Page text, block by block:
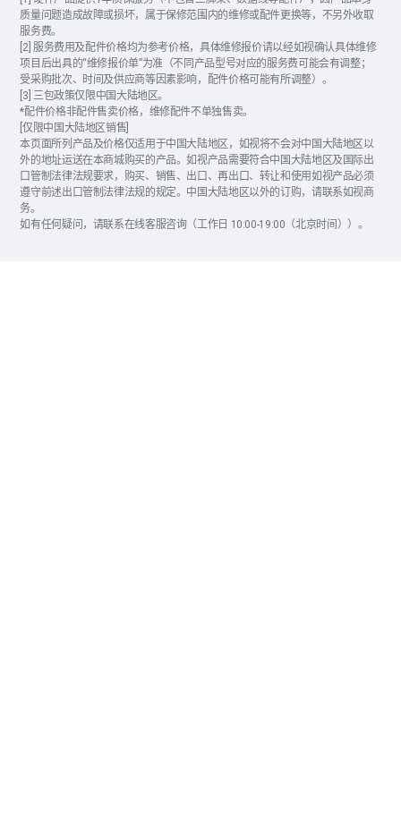
质量问题造成故障或损坏，属于保修范围内的维修或配件更换等，不另外收取
服务费。
[2] 服务费用及配件价格均为参考价格，具体维修报价请以经如视确认具体维修
项目后出具的“维修报价单”为准（不同产品型号对应的服务费可能会有调整；
受采购批次、时间及供应商等因素影响，配件价格可能有所调整）。
[3] 三包政策仅限中国大陆地区。
*配件价格非配件售卖价格，维修配件不单独售卖。
[仅限中国大陆地区销售]
本页面所列产品及价格仅适用于中国大陆地区，如视将不会对中国大陆地区以
外的地址运送在本商城购买的产品。如视产品需要符合中国大陆地区及国际出
口管制法律法规要求，购买、销售、出口、再出口、转让和使用如视产品必须
遵守前述出口管制法律法规的规定。中国大陆地区以外的订购，请联系如视商
务。
如有任何疑问，请联系在线客服咨询（工作日 10:00-19:00（北京时间））。